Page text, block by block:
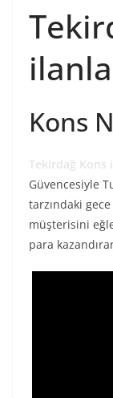
Kons
Tekirdağ Kons
Güvencesiyle
tarzındaki
müşterisini
para